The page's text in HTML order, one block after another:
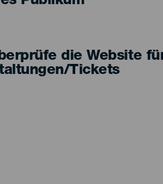
die Website
Tickets